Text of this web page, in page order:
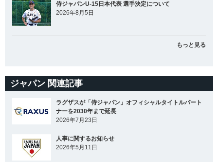
侍ジャパンU-15日本代表 選手決定について
2026年8月5日
もっと見る
ジャパン 関連記事
ラグザスが「侍ジャパン」オフィシャルタイトルパート
ナーを2030年まで延長
2026年7月23日
人事に関するお知らせ
2026年5月11日